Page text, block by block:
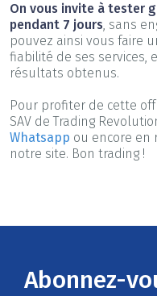
On vous invite à tester
pendant 7 jours, sans
pouvez ainsi vous faire
fiabilité de ses services,
résultats obtenus.
Pour profiter de cette
SAV de Trading
Whatsapp ou encore
notre site. Bon trading !
Abonnez-